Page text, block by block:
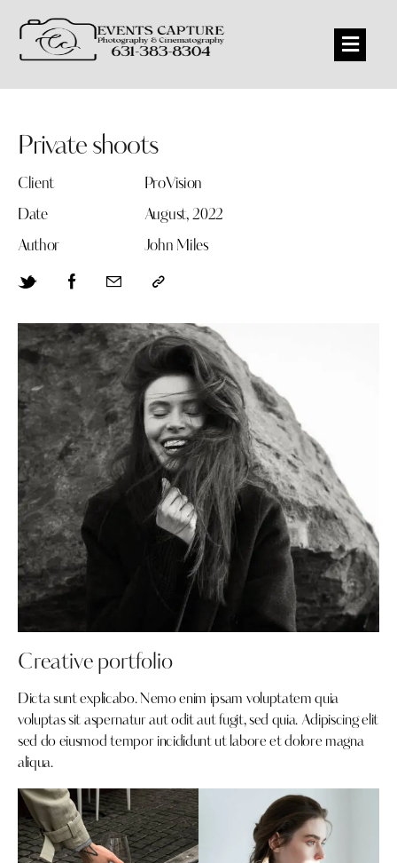
Private shoots
Client ProVision
Date August, 2022
Author John Miles
Creative portfolio
Dicta sunt explicabo. Nemo enim ipsam voluptatem quia
voluptas sit aspernatur aut odit aut fugit, sed quia. Adipiscing elit
sed do eiusmod tempor incididunt ut labore et dolore magna
aliqua.